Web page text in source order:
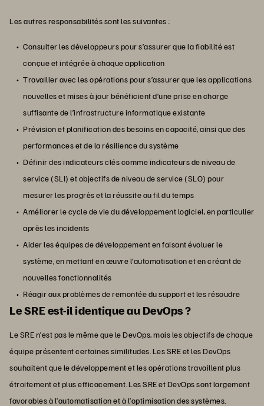
Les autres responsabilités sont les suivantes :
Consulter les développeurs pour s’assurer que la fiabilité est
conçue et intégrée à chaque application
Travailler avec les opérations pour s’assurer que les applications
nouvelles et mises à jour bénéficient d’une prise en charge
suffisante de l’infrastructure informatique existante
Prévision et planification des besoins en capacité, ainsi que des
performances et de la résilience du système
Définir des indicateurs clés comme indicateurs de niveau de
service (SLI) et objectifs de niveau de service (SLO) pour
mesurer les progrès et la réussite au fil du temps
Améliorer le cycle de vie du développement logiciel, en particulier
après les incidents
Aider les équipes de développement en faisant évoluer le
système, en mettant en œuvre l’automatisation et en créant de
nouvelles fonctionnalités
Réagir aux problèmes de remontée du support et les résoudre
Le SRE est-il identique au DevOps ?
Le SRE n’est pas le même que le DevOps, mais les objectifs de chaque
équipe présentent certaines similitudes. Les SRE et les DevOps
souhaitent que le développement et les opérations travaillent plus
étroitement et plus efficacement. Les SRE et DevOps sont largement
favorables à l’automatisation et à l’optimisation des systèmes.